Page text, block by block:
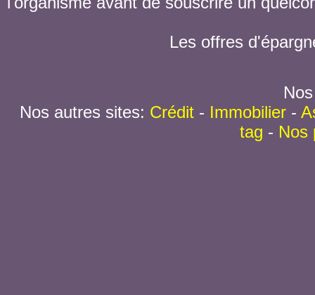
Les offres
Nos autres sites: Crédit- Immobilier-
tag - Nos